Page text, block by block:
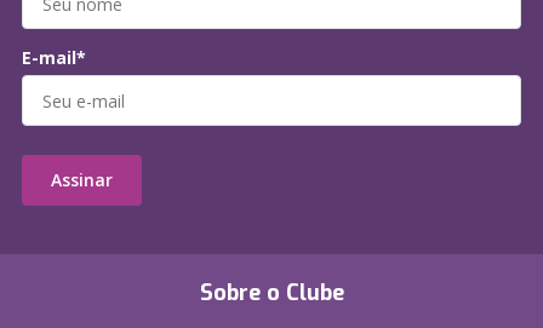
Sobre o Clube
E-mail*
Assinar